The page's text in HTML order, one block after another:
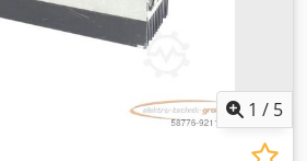
1 / 5